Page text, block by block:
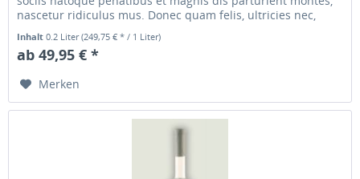
nascetur ridiculus mus. Donec quam felis, ultricies nec,
pellentesque...
Inhalt0.2 Liter(249,75 € * / 1 Liter)
ab 49,95 € *
Merken